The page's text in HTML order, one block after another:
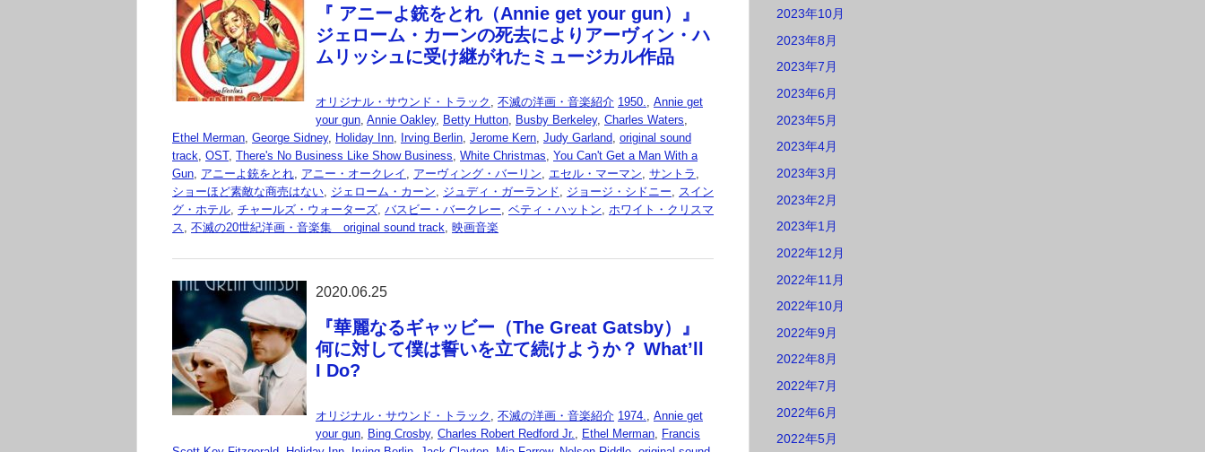
『 アニーよ銃をとれ（Annie get your gun）』
ジェローム・カーンの死去によりアーヴィン・ハ
ムリッシュに受け継がれたミュージカル作品
オリジナル・サウンド・トラック , 不滅の洋画・音楽紹介 1950., Annie get
your gun, Annie Oakley, Betty Hutton, Busby Berkeley, Charles Waters,
Ethel Merman, George Sidney, Holiday Inn, Irving Berlin, Jerome Kern, Judy Garland, original sound
track, OST, There's No Business Like Show Business, White Christmas, You Can't Get a Man With a
Gun, アニーよ銃をとれ, アニー・オークレイ , アーヴィング・バーリン, エセル・マーマン, サントラ ,
ショーほど素敵な商売はない, ジェローム・カーン, ジュディ・ガーランド, ジョージ・シドニー, スイン
グ・ホテル, チャールズ・ウォーターズ, バスビー・バークレー, ベティ・ハットン, ホワイト・クリスマ
ス, 不滅の20世紀洋画・音楽集 original sound track, 映画音楽
2020.06.25
『華麗なるギャッビー（The Great Gatsby）』
何に対して僕は誓いを立て続けようか？ What’ll
I Do?
オリジナル・サウンド・トラック , 不滅の洋画・音楽紹介 1974., Annie get
your gun, Bing Crosby, Charles Robert Redford Jr., Ethel Merman, Francis
2023年10月
2023年8月
2023年7月
2023年6月
2023年5月
2023年4月
2023年3月
2023年2月
2023年1月
2022年12月
2022年11月
2022年10月
2022年9月
2022年8月
2022年7月
2022年6月
2022年5月